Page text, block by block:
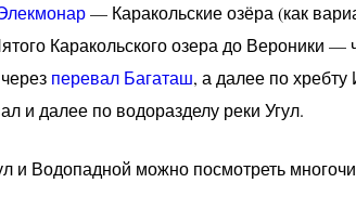
— Каракольские озёра (как
Каракольского озера до Вероники
перевал Багаташ, а далее по
и далее по водоразделу реки Угул.
и Водопадной можно посмотреть